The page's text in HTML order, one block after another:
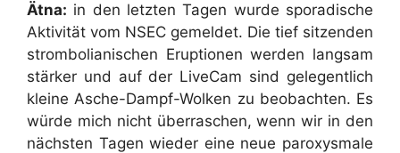
Ätna: in den letzten Tagen wurde sporadische
Aktivität vom NSEC gemeldet. Die tief sitzenden
strombolianischen Eruptionen werden langsam
stärker und auf der LiveCam sind gelegentlich
kleine Asche-Dampf-Wolken zu beobachten. Es
würde mich nicht überraschen, wenn wir in den
nächsten Tagen wieder eine neue paroxysmale